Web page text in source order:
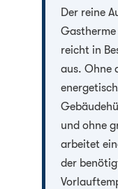
Der reine
Gastherme
reicht in
aus. Ohne
und ohne
arbeitet
der